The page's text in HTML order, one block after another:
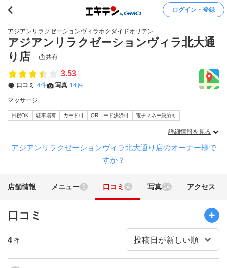
ログイン・登録
アジアンリラクゼーションヴィラホクダイドオリテン
アジアンリラクゼーションヴィラ北大通
り店
共有
3.53
口コミ 4件 写真 14件
マッサージ
日祝OK 駐車場有 カード可 QRコード決済可 電子マネー決済可
詳細情報を見る
アジアンリラクゼーションヴィラ北大通り店のオーナー様で
すか？
店舗情報 メニュー 9 口コミ 4 写真 14 アクセス
口コミ
4 件